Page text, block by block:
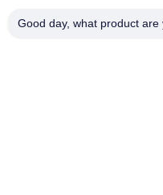
Good day, what product